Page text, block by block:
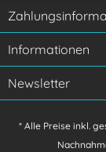
Ich habe die
verstanden
Mit *
Informationen
Newsletter
* Alle Preise inkl.